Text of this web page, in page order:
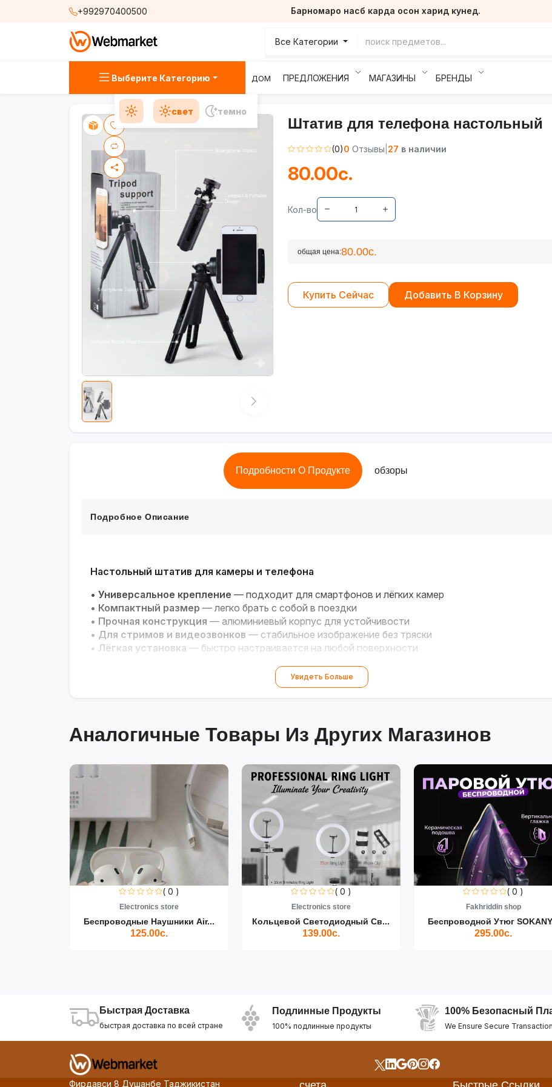
+992970400500 Барномаро насб карда осон харид кунед.
Все Категории
Выберите Категорию ДОМ ПРЕДЛОЖЕНИЯ МАГАЗИНЫ БРЕНДЫ
свет темно
Штатив для телефона настольный
(0)0 Отзывы 27 в наличии
80.00с.
Кол-во
общая цена:80.00с.
Купить Сейчас Добавить В Корзину
Подробности О Продукте обзоры
Подробное Описание
Настольный штатив для камеры и телефона
• Универсальное крепление — подходит для смартфонов и лёгких камер
• Компактный размер — легко брать с собой в поездки
• Прочная конструкция — алюминиевый корпус для устойчивости
• Для стримов и видеозвонков — стабильное изображение без тряски
• Лёгкая установка — быстро настраивается на любой поверхности
Увидеть Больше
Аналогичные Товары Из Других Магазинов
( 0 )
Electronics store
Беспроводные Наушники Air...
125.00с.
( 0 )
Electronics store
Кольцевой Светодиодный Св...
139.00с.
( 0 )
Fakhriddin shop
Беспроводной Утюг
295.00с.
Быстрая Доставка
быстрая доставка по всей стране
Подлинные Продукты
100% подлинные продукты
100% Безопасный
We Ensure Secure
Фирдавси 8 Душанбе Таджикистан